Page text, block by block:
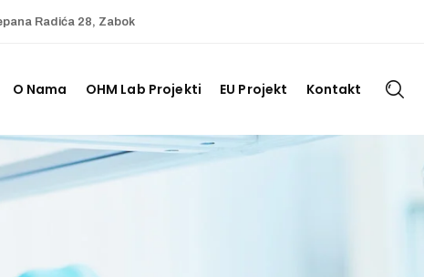
Radića 28, Zabok
O Nama OHM Lab Projekti EU Projekt Kontakt